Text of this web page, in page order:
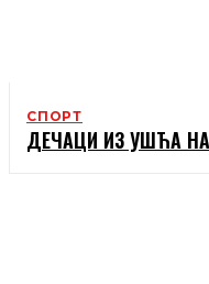
СПОРТ
ДЕЧАЦИ ИЗ УШЋА